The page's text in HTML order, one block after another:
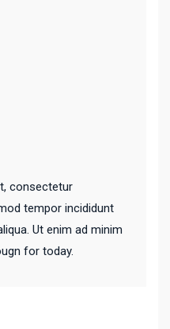
consectetur
tempor incididunt
Ut enim ad minim
for today.